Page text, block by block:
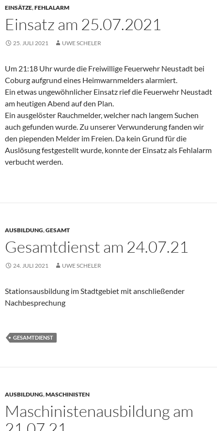
EINSÄTZE,FEHLALARM
Einsatz am 25.07.2021
25. JULI 2021 UWE SCHELER
Um 21:18 Uhr wurde die Freiwillige Feuerwehr Neustadt bei
Coburg aufgrund eines Heimwarnmelders alarmiert.
Ein etwas ungewöhnlicher Einsatz rief die Feuerwehr Neustadt
am heutigen Abend auf den Plan.
Ein ausgelöster Rauchmelder, welcher nach langem Suchen
auch gefunden wurde. Zu unserer Verwunderung fanden wir
den piependen Melder im Freien. Da kein Grund für die
Auslösung festgestellt wurde, konnte der Einsatz als Fehlalarm
verbucht werden.
AUSBILDUNG,GESAMT
Gesamtdienst am 24.07.21
24. JULI 2021 UWE SCHELER
Stationsausbildung im Stadtgebiet mit anschließender
Nachbesprechung
GESAMTDIENST
AUSBILDUNG,MASCHINISTEN
Maschinistenausbildung am